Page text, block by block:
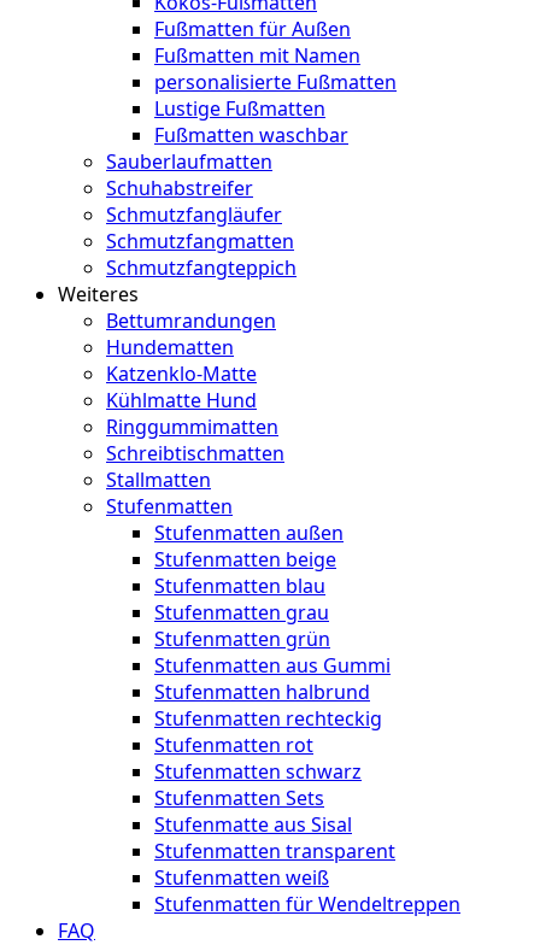
Fußmatten für Außen
Fußmatten mit Namen
personalisierte Fußmatten
Lustige Fußmatten
Fußmatten waschbar
Sauberlaufmatten
Schuhabstreifer
Schmutzfangläufer
Schmutzfangmatten
Schmutzfangteppich
Weiteres
Bettumrandungen
Hundematten
Katzenklo-Matte
Kühlmatte Hund
Ringgummimatten
Schreibtischmatten
Stallmatten
Stufenmatten
Stufenmatten außen
Stufenmatten beige
Stufenmatten blau
Stufenmatten grau
Stufenmatten grün
Stufenmatten aus Gummi
Stufenmatten halbrund
Stufenmatten rechteckig
Stufenmatten rot
Stufenmatten schwarz
Stufenmatten Sets
Stufenmatte aus Sisal
Stufenmatten transparent
Stufenmatten weiß
Stufenmatten für Wendeltreppen
FAQ